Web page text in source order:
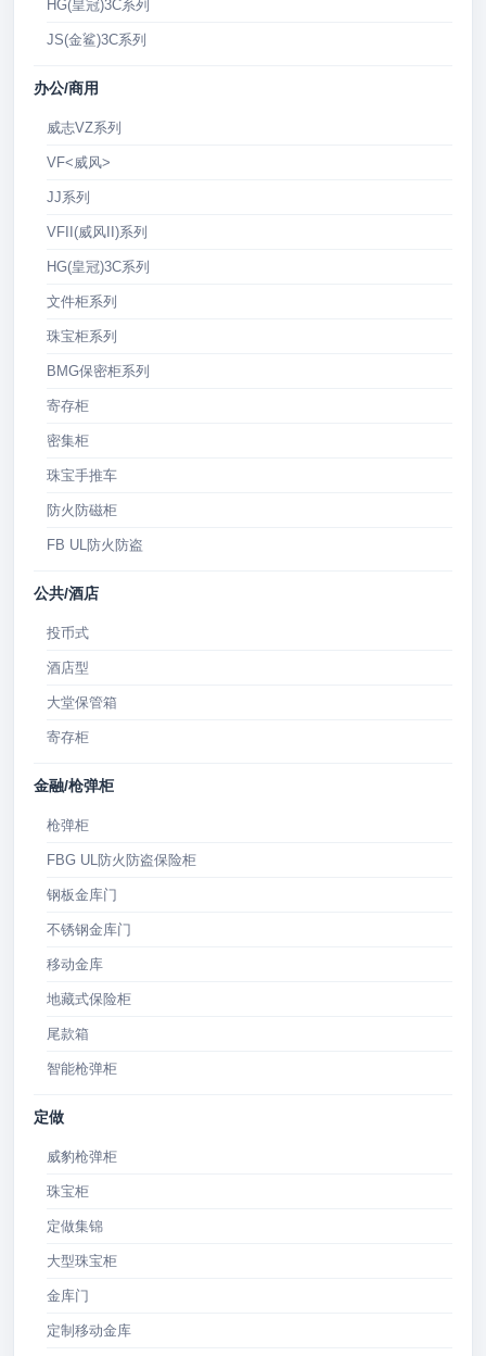
HG(皇冠)3C系列
JS(金鲨)3C系列
办公/商用
威志VZ系列
VF<威风>
JJ系列
VFII(威风II)系列
HG(皇冠)3C系列
文件柜系列
珠宝柜系列
BMG保密柜系列
寄存柜
密集柜
珠宝手推车
防火防磁柜
FB UL防火防盗
公共/酒店
投币式
酒店型
大堂保管箱
寄存柜
金融/枪弹柜
枪弹柜
FBG UL防火防盗保险柜
钢板金库门
不锈钢金库门
移动金库
地藏式保险柜
尾款箱
智能枪弹柜
定做
威豹枪弹柜
珠宝柜
定做集锦
大型珠宝柜
金库门
定制移动金库